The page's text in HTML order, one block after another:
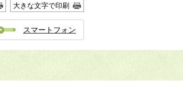
大きな文字で印刷
スマートフォン